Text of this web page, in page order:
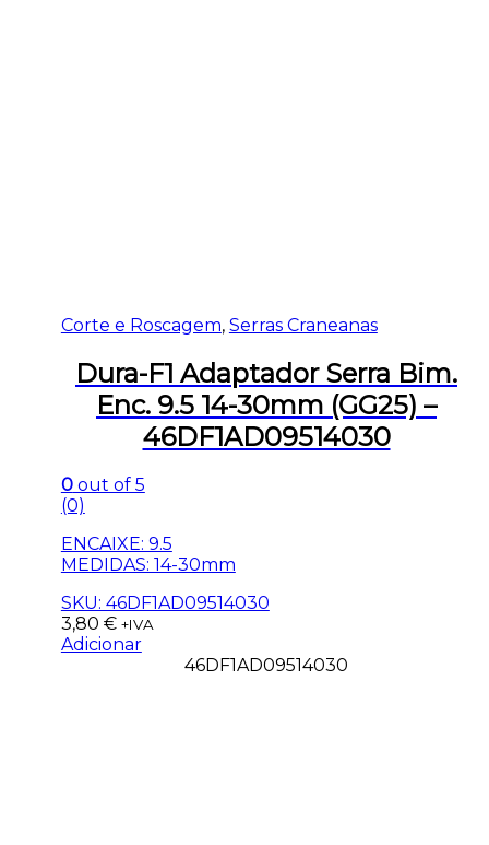
Corte e Roscagem, Serras Craneanas
Dura-F1 Adaptador Serra Bim.
Enc. 9.5 14-30mm (GG25) –
46DF1AD09514030
0out of 5
(0)
ENCAIXE: 9.5
MEDIDAS: 14-30mm
SKU: 46DF1AD09514030
3,80 € +IVA
Adicionar
46DF1AD09514030